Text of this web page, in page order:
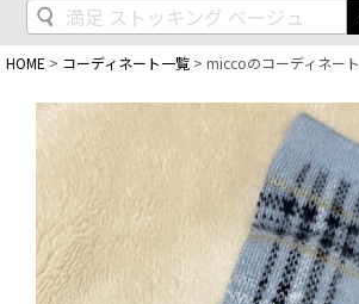
HOME コーディネート一覧 miccoのコーディネート